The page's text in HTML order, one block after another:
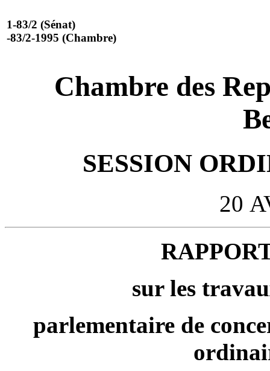
1-83/2 (Sénat)
-83/2-1995 (Chambre)
Chambre des
SESSION
20
sur les
parlementaire de